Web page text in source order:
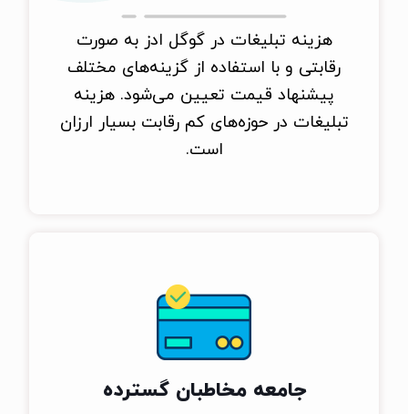
هزینه تبلیغات در گوگل ادز به صورت
رقابتی و با استفاده از گزینه‌های مختلف
پیشنهاد قیمت تعیین می‌شود. هزینه
تبلیغات در حوزه‌های کم رقابت بسیار ارزان
است.
جامعه مخاطبان گسترده